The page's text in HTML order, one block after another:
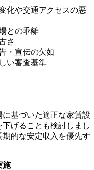
化や交通アクセスの悪
との乖離
さ
・宣伝の欠如
い審査基準
基づいた適正な家賃設
げることも検討しまし
期的な安定収入を優先す
施